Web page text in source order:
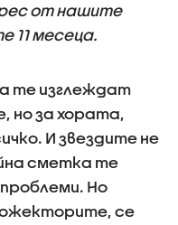
от нашите
11 месеца.
те изглеждат
но за хората,
И звездите не
сметка те
Но
се